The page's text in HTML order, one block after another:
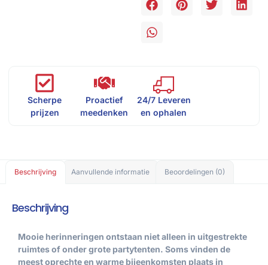
Scherpe
prijzen
Proactief
meedenken
24/7 Leveren
en ophalen
Beschrijving Aanvullende informatie Beoordelingen (0)
Beschrijving
Mooie herinneringen ontstaan niet alleen in uitgestrekte
ruimtes of onder grote partytenten. Soms vinden de
meest oprechte en warme bijeenkomsten plaats in